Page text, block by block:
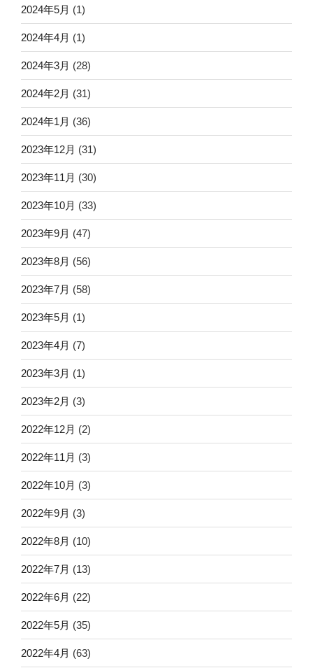
2024年5月 (1)
2024年4月 (1)
2024年3月 (28)
2024年2月 (31)
2024年1月 (36)
2023年12月 (31)
2023年11月 (30)
2023年10月 (33)
2023年9月 (47)
2023年8月 (56)
2023年7月 (58)
2023年5月 (1)
2023年4月 (7)
2023年3月 (1)
2023年2月 (3)
2022年12月 (2)
2022年11月 (3)
2022年10月 (3)
2022年9月 (3)
2022年8月 (10)
2022年7月 (13)
2022年6月 (22)
2022年5月 (35)
2022年4月 (63)